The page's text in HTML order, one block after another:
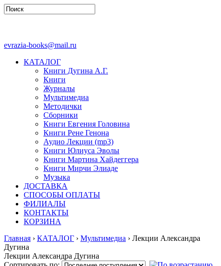
evrazia-books@mail.ru
КАТАЛОГ
Книги Дугина А.Г.
Книги
Журналы
Мультимедиа
Методички
Сборники
Книги Евгения Головина
Книги Рене Генона
Аудио Лекции (mp3)
Книги Юлиуса Эволы
Книги Мартина Хайдеггера
Книги Мирчи Элиаде
Музыка
ДОСТАВКА
СПОСОБЫ ОПЛАТЫ
ФИЛИАЛЫ
КОНТАКТЫ
КОРЗИНА
Главная › КАТАЛОГ › Мультимедиа › Лекции Александра
Дугина
Лекции Александра Дугина